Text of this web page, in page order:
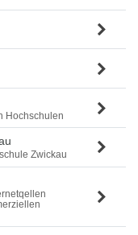
Hochschulen
Zwickau